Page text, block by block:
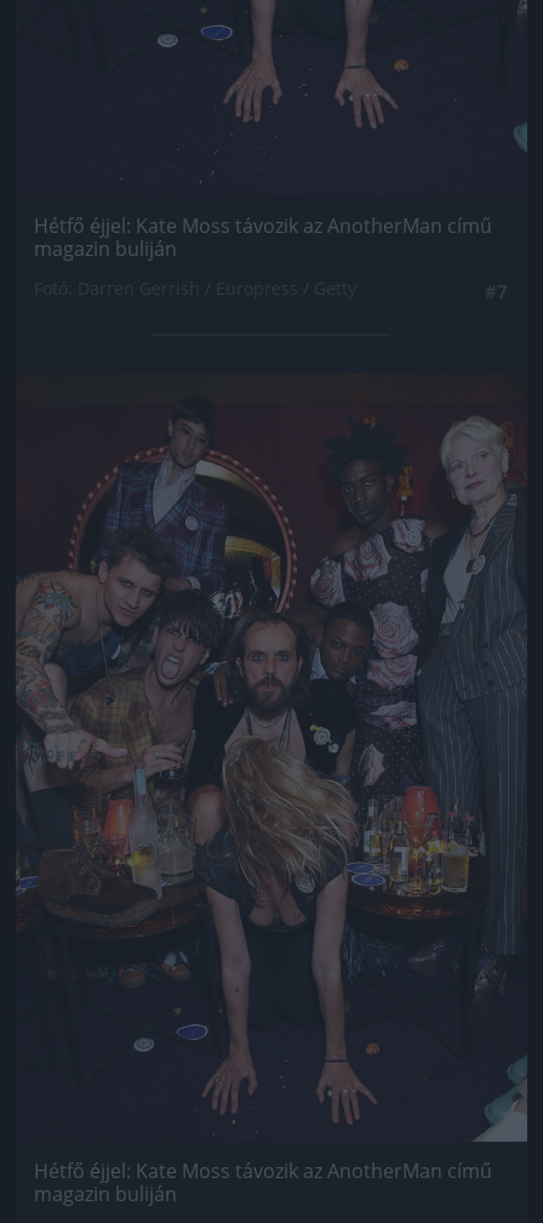
Hétfő éjjel: Kate Moss távozik az AnotherMan című
magazin buliján
Hétfő éjjel: Kate Moss távozik az AnotherMan című
magazin buliján